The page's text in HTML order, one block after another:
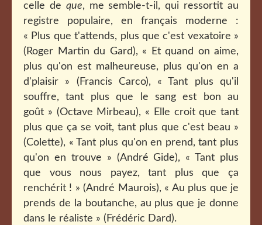
celle de que, me semble-t-il, qui ressortit au
registre populaire, en français moderne :
« Plus que t'attends, plus que c'est vexatoire »
(Roger Martin du Gard), « Et quand on aime,
plus qu'on est malheureuse, plus qu'on en a
d'plaisir » (Francis Carco), « Tant plus qu'il
souffre, tant plus que le sang est bon au
goût » (Octave Mirbeau), « Elle croit que tant
plus que ça se voit, tant plus que c'est beau »
(Colette), « Tant plus qu'on en prend, tant plus
qu'on en trouve » (André Gide), « Tant plus
que vous nous payez, tant plus que ça
renchérit ! » (André Maurois), « Au plus que je
prends de la boutanche, au plus que je donne
dans le réaliste » (Frédéric Dard).